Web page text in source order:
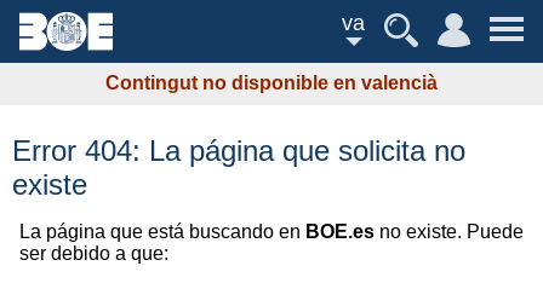
va
Contingut no disponible en valencià
Error 404: La página que solicita no
existe
La página que está buscando en BOE.es no existe. Puede
ser debido a que: